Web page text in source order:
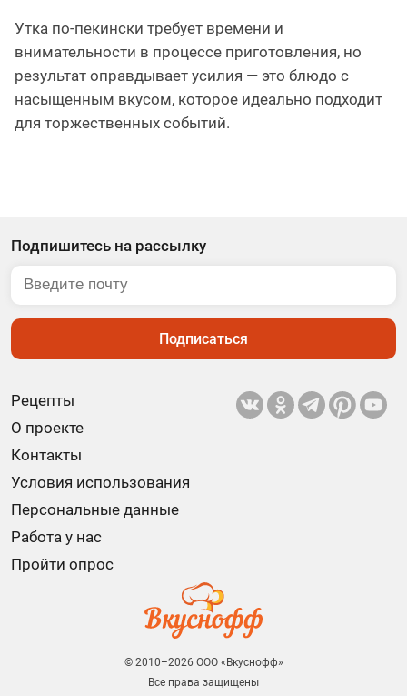
Утка по-пекински требует времени и
внимательности в процессе приготовления, но
результат оправдывает усилия — это блюдо с
насыщенным вкусом, которое идеально подходит
для торжественных событий.
Рецепты
О проекте
Контакты
Условия использования
Персональные данные
Работа у нас
Пройти опрос
Подпишитесь на рассылку
Подписаться
© 2010–2026 ООО «Вкуснофф»
Все права защищены